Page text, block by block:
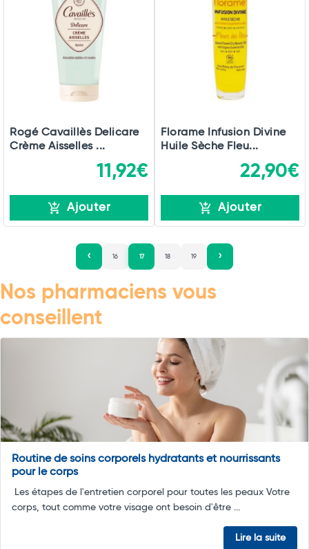
Rogé Cavaillès Delicare
Crème Aisselles ...
11,92€
Ajouter
Florame Infusion Divine
Huile Sèche Fleu...
22,90€
Ajouter
16 17 18 19
Nos pharmaciens vous
conseillent
Routine de soins corporels hydratants et nourrissants
pour le corps
Les étapes de l'entretien corporel pour toutes les peaux Votre
corps, tout comme votre visage ont besoin d'être ...
Lire la suite